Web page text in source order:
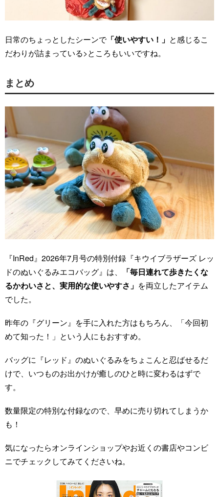
日常のちょっとしたシーンで「使いやすい！」 と感じるこ
だわりが詰まっている>ところもいいですね。
まとめ
『InRed』2026年7月号の特別付録『キウイブラザーズ レッ
ドのぬいぐるみエコバッグ』は、
「毎日連れて歩きたくな
るかわいさと、実用的な使いやすさ」 を両立したアイテム
でした。
昨年の『グリーン』を手に入れた方はもちろん、「今回初
めて知った！」という人にもおすすめ。
バッグに『レッド』のぬいぐるみをちょこんと忍ばせるだ
けで、いつものお出かけが癒しのひと時に変わるはずで
す。
数量限定の特別な付録なので、早めに売り切れてしまうか
も！
気になったらオンラインショップやお近くの書店やコンビ
ニでチェックしてみてくださいね。